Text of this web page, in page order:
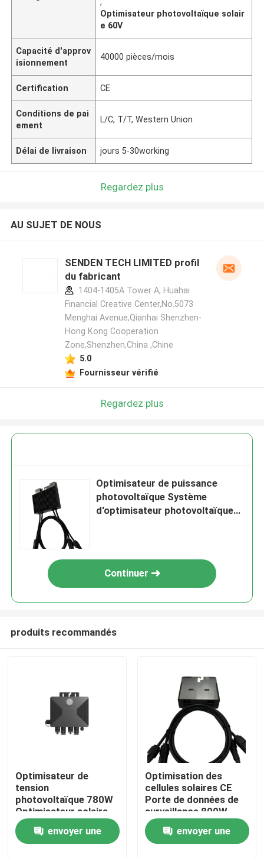
À la maison
Produits
Optimisateur photovoltaïque solair
e 60V
Capacité d'approv
isionnement
40000 pièces/mois
Certification CE
Conditions de pai
ement
L/C, T/T, Western Union
Délai de livraison jours 5-30working
Regardez plus
AU SUJET DE NOUS
SENDEN TECH LIMITED profil
du fabricant
1404-1405A Tower A, Huahai
Financial Creative Center,No.5073
Menghai Avenue,Qianhai Shenzhen-
Hong Kong Cooperation
Zone,Shenzhen,China ,Chine
5.0
Fournisseur vérifié
Regardez plus
Optimisateur de puissance
photovoltaïque Système
d'optimisateur photovoltaïque
Continuer
produits recommandés
Optimisateur de
tension
photovoltaïque 780W
Optimisateur solaire
passerelle de
connexion PLC 0,7 kg
Module de commande
envoyer une
Optimisation des
cellules solaires CE
Porte de données de
surveillance 800W
Optimisateur solaire
léger
envoyer une